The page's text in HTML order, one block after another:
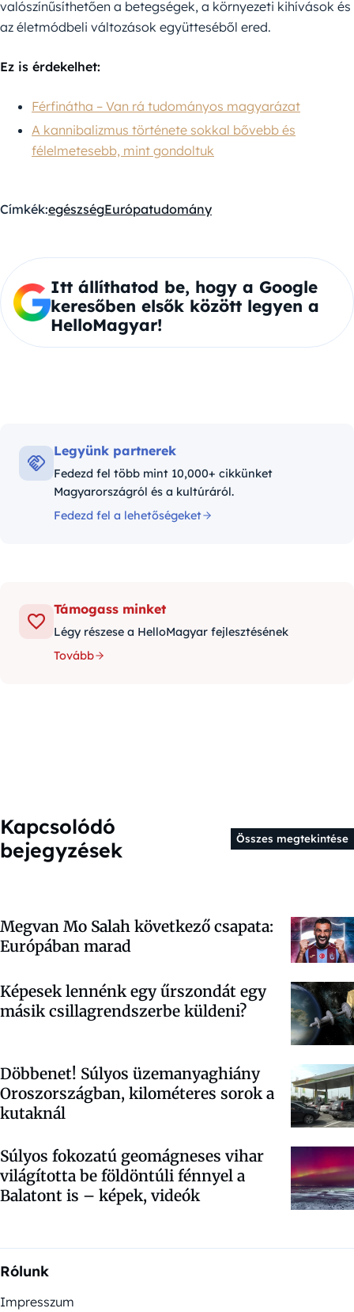
valószínűsíthetően a betegségek, a környezeti kihívások és
az életmódbeli változások együtteséből ered.
Ez is érdekelhet:
Férfinátha – Van rá tudományos magyarázat
A kannibalizmus története sokkal bővebb és
félelmetesebb, mint gondoltuk
Címkék:egészségEurópatudomány
Itt állíthatod be, hogy a Google
keresőben elsők között legyen a
HelloMagyar!
Legyünk partnerek
Fedezd fel több mint 10,000+ cikkünket
Magyarországról és a kultúráról.
Fedezd fel a lehetőségeket
Támogass minket
Légy részese a HelloMagyar fejlesztésének
Tovább
Kapcsolódó
bejegyzések
Összes megtekintése
Megvan Mo Salah következő csapata:
Európában marad
Képesek lennénk egy űrszondát egy
másik csillagrendszerbe küldeni?
Döbbenet! Súlyos üzemanyaghiány
Oroszországban, kilométeres sorok a
kutaknál
Súlyos fokozatú geomágneses vihar
világította be földöntúli fénnyel a
Balatont is – képek, videók
Rólunk
Impresszum